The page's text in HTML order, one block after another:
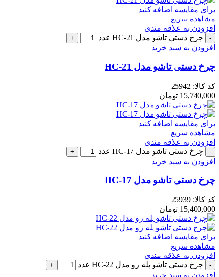
برای مقایسه اضافه کنید
مشاهده سریع
افزودن به علاقه مندی
چرخ دستی تاشو مدل HC-21 عدد
افزودن به سبد خرید
چرخ دستی تاشو مدل HC-21
کد کالا: 25942
15,740,000 تومان
برای مقایسه اضافه کنید
مشاهده سریع
افزودن به علاقه مندی
چرخ دستی تاشو مدل HC-17 عدد
افزودن به سبد خرید
چرخ دستی تاشو مدل HC-17
کد کالا: 25939
15,400,000 تومان
برای مقایسه اضافه کنید
مشاهده سریع
افزودن به علاقه مندی
چرخ دستی تاشو پله رو مدل HC-22 عدد
افزودن به سبد خرید